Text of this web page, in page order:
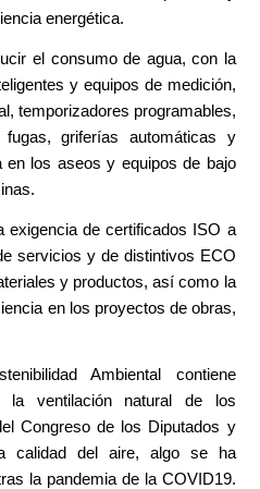
energética.
el consumo de agua, con la
y equipos de medición,
temporizadores programables,
griferías automáticas y
en los aseos y equipos de bajo
exigencia de certificados ISO a
servicios y de distintivos ECO
y productos, así como la
en los proyectos de obras,
Ambiental contiene
la ventilación natural de los
Congreso de los Diputados y
calidad del aire, algo se ha
la pandemia de la COVID19.